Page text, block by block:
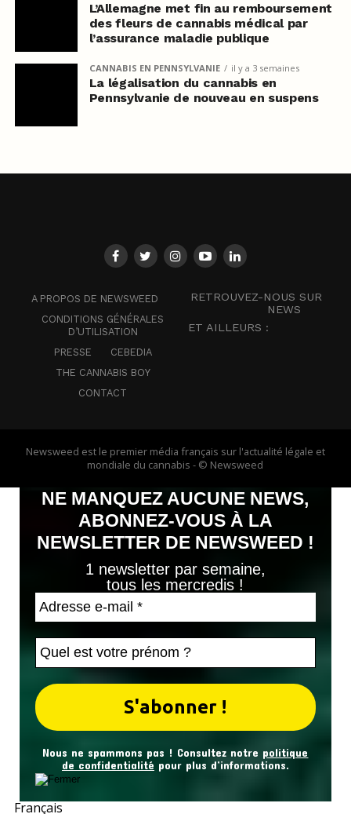
L’Allemagne met fin au remboursement
des fleurs de cannabis médical par
l’assurance maladie publique
CANNABIS EN PENNSYLVANIE il y a 3 semaines
La légalisation du cannabis en
Pennsylvanie de nouveau en suspens
A PROPOS DE NEWSWEED
CONDITIONS GÉNÉRALES
D’UTILISATION
PRESSE
CEBEDIA
THE CANNABIS BOY
CONTACT
RETROUVEZ-NOUS SUR
NEWS
ET AILLEURS :
Newsweed est le premier média français sur l'actualité légale et
mondiale du cannabis - © Newsweed
NE MANQUEZ AUCUNE NEWS,
ABONNEZ-VOUS À LA
NEWSLETTER DE NEWSWEED !
1 newsletter par semaine,
tous les mercredis !
Nous ne spammons pas ! Consultez notre politique
de confidentialité pour plus d’informations.
Français